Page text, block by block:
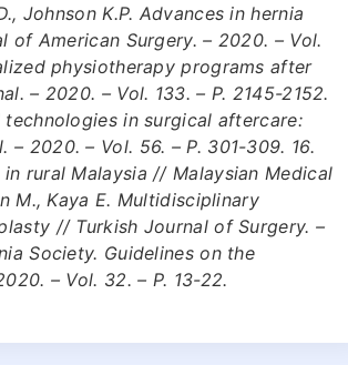
Johnson K.P. Advances in hernia
American Surgery. – 2020. – Vol.
physiotherapy programs after
– 2020. – Vol. 133. – P. 2145-2152.
in surgical aftercare:
2020. – Vol. 56. – P. 301-309. 16.
rural Malaysia // Malaysian Medical
M., Kaya E. Multidisciplinary
// Turkish Journal of Surgery. –
Society. Guidelines on the
– Vol. 32. – P. 13-22.